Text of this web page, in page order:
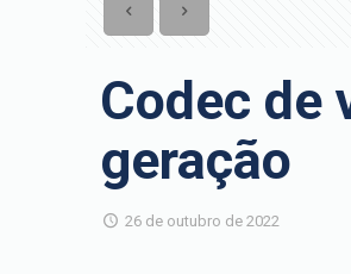
Codec de
geração
26 de outubro de 2022